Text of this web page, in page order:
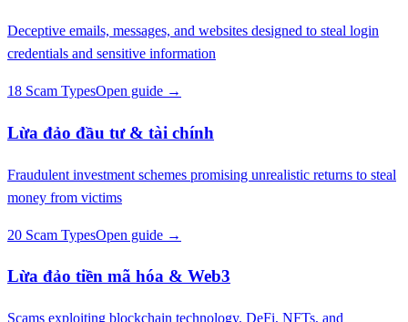
Deceptive emails, messages, and websites designed to steal login
credentials and sensitive information
18 Scam TypesOpen guide →
Lừa đảo đầu tư & tài chính
Fraudulent investment schemes promising unrealistic returns to steal
money from victims
20 Scam TypesOpen guide →
Lừa đảo tiền mã hóa & Web3
Scams exploiting blockchain technology, DeFi, NFTs, and